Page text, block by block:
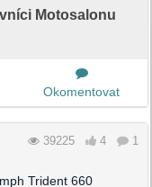
Motosalonu
Okomentovat
39225 4 1
Trident 660